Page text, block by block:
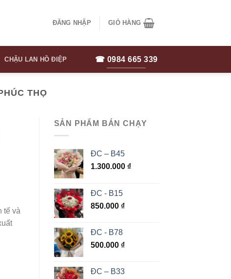
ĐĂNG NHẬP GIỎ HÀNG
CHẬU LAN HỒ ĐIỆP ☎ 0984 665 339
THỌ
tế và
SẢN PHẨM BÁN CHẠY
ĐC – B45
1.300.000 ₫
ĐC - B15
850.000 ₫
ĐC - B78
500.000 ₫
ĐC – B33